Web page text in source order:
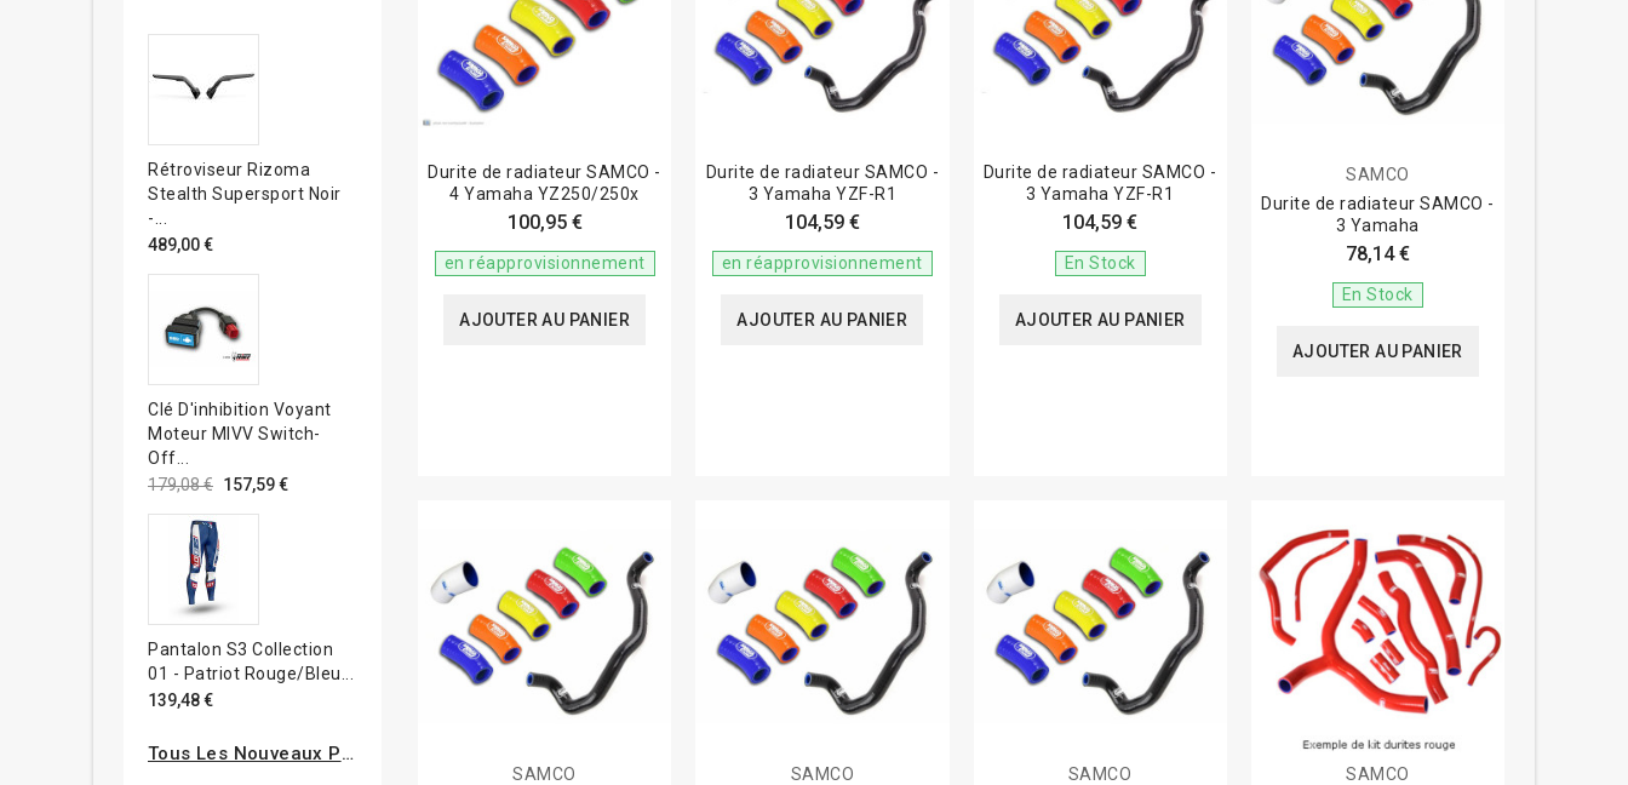
Rétroviseur Rizoma
Stealth Supersport Noir
-...
489,00 €
Clé D'inhibition Voyant
Moteur MIVV Switch-
Off...
179,08 € 157,59 €
Pantalon S3 Collection
01 - Patriot Rouge/bleu...
139,48 €
Tous Les Nouveaux Produits
Durite de radiateur SAMCO -
4 Yamaha YZ250/250x
100,95 €
en réapprovisionnement
AJOUTER AU PANIER
Durite de radiateur SAMCO -
3 Yamaha YZF-R1
104,59 €
en réapprovisionnement
AJOUTER AU PANIER
Durite de radiateur SAMCO -
3 Yamaha YZF-R1
104,59 €
En Stock
AJOUTER AU PANIER
SAMCO
Durite de radiateur SAMCO -
3 Yamaha
78,14 €
En Stock
AJOUTER AU PANIER
SAMCO
SAMCO
SAMCO
SAMCO